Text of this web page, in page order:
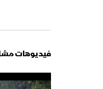
فيديوهات